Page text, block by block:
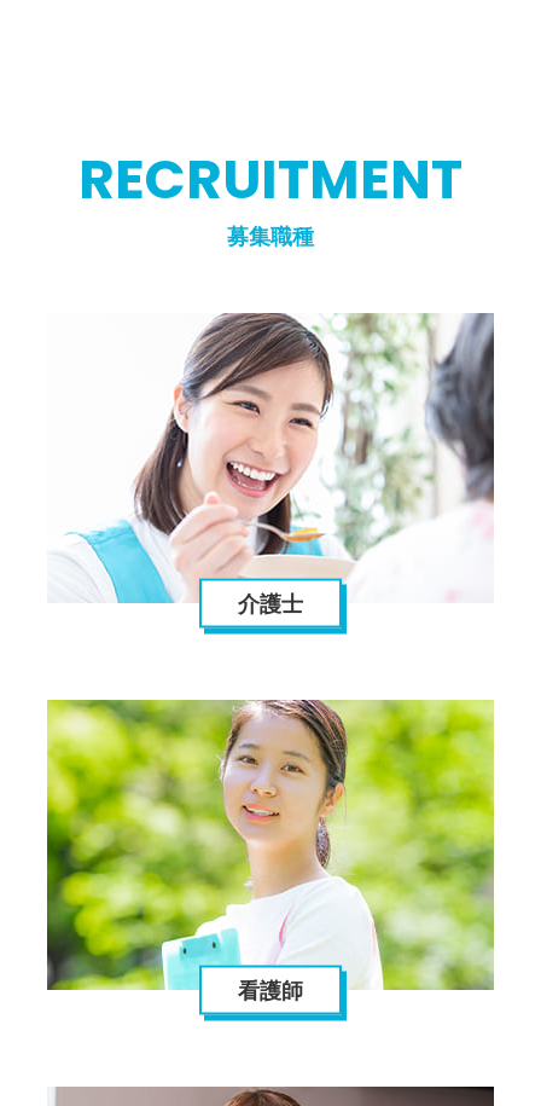
RECRUITMENT
募集職種
介護士
看護師